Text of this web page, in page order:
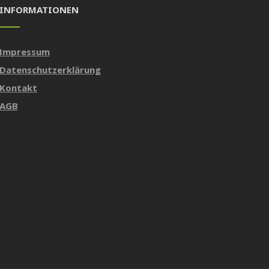
INFORMATIONEN
Impressum
Datenschutzerklärung
Kontakt
AGB